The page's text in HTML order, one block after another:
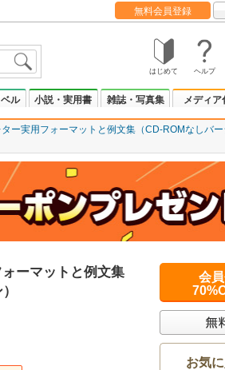
無料会員登録
はじめて ヘルプ
ル 小説・実用書 雑誌・写真集 メディア
ー実用フォーマットと例文集（CD-ROMなしバー
ーマットと例文集
会
お気